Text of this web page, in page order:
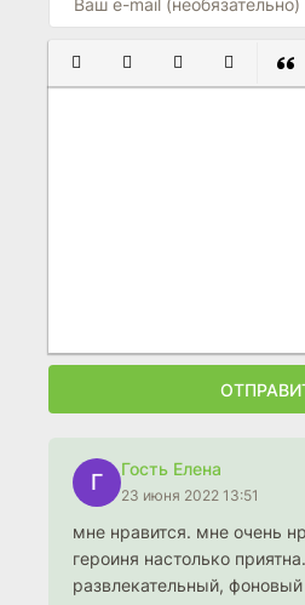
ПОЛУЖИРНЫЙ
КУРСИВПОДЧЕРКНУТЫЙ
Г
Гость Елена
23 июня 2022 13:51
мне нравится. мне очень
героиня настолько
развлекательный,